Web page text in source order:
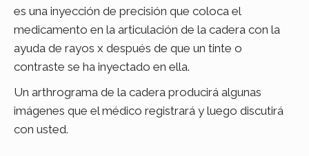
es una inyección de precisión que coloca el
medicamento en la articulación de la cadera con la
ayuda de rayos x después de que un tinte o
contraste se ha inyectado en ella.
Un arthrograma de la cadera producirá algunas
imágenes que el médico registrará y luego discutirá
con usted.